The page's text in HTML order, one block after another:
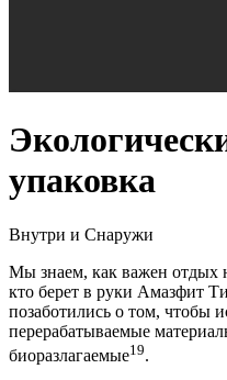
упаковка
Внутри и Снаружи
Мы знаем, как важен отдых
кто берет в руки Амазфит
позаботились о том, чтобы
перерабатываемые
биоразлагаемые19.